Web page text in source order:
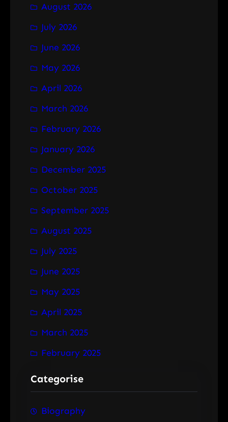
c
h
August 2026
July 2026
June 2026
May 2026
April 2026
March 2026
February 2026
January 2026
December 2025
October 2025
September 2025
August 2025
July 2025
June 2025
May 2025
April 2025
March 2025
February 2025
Categorise
Biography